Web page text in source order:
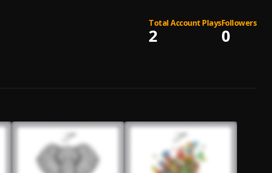
Total Account Plays
2
Followers
0